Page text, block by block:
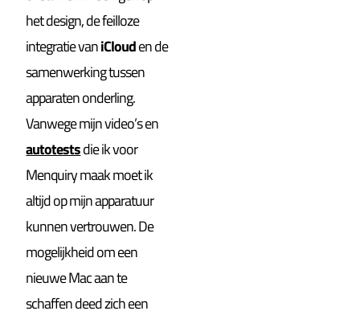
het design, de feilloze
integratie vaniClouden de
samenwerking tussen
apparaten onderling.
Vanwege mijn video’s en
autotestsdie ik voor
Menquiry maak moet ik
altijd op mijn apparatuur
kunnen vertrouwen. De
mogelijkheid om een
nieuwe Mac aan te
schaffen deed zich een